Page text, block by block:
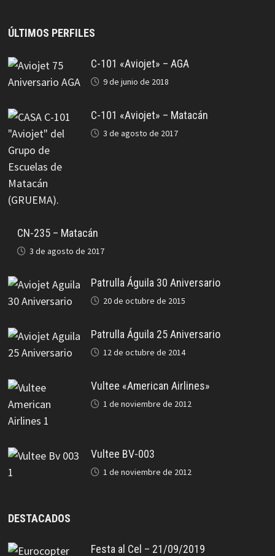
ÚLTIMOS PERFILES
C-101 «Aviojet» – AGA
9 de junio de 2018
C-101 «Aviojet» – Matacán
3 de agosto de 2017
CN-235 – Matacán
3 de agosto de 2017
Patrulla Águila 30 Aniversario
20 de octubre de 2015
Patrulla Águila 25 Aniversario
12 de octubre de 2014
Vultee «American Airlines»
1 de noviembre de 2012
Vultee BV-003
1 de noviembre de 2012
DESTACADOS
Festa al Cel – 21/09/2019